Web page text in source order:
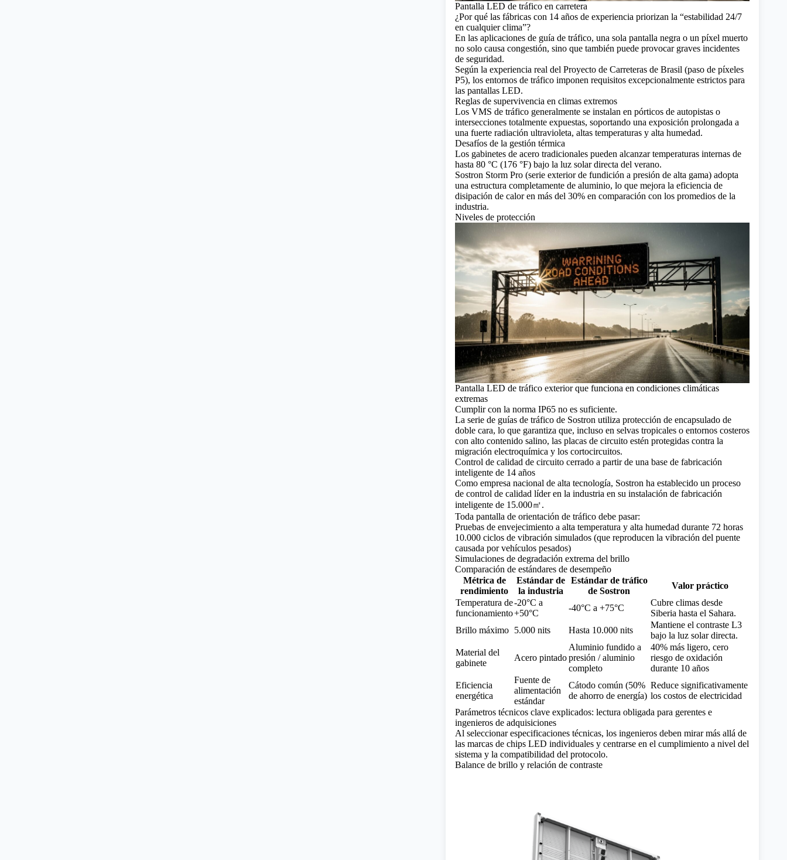
Pantalla LED de tráfico en carretera
¿Por qué las fábricas con 14 años de experiencia priorizan la “estabilidad 24/7
en cualquier clima”?
En las aplicaciones de guía de tráfico, una sola pantalla negra o un píxel muerto
no solo causa congestión, sino que también puede provocar graves incidentes
de seguridad.
Según la experiencia real del Proyecto de Carreteras de Brasil (paso de píxeles
P5), los entornos de tráfico imponen requisitos excepcionalmente estrictos para
las pantallas LED.
Reglas de supervivencia en climas extremos
Los VMS de tráfico generalmente se instalan en pórticos de autopistas o
intersecciones totalmente expuestas, soportando una exposición prolongada a
una fuerte radiación ultravioleta, altas temperaturas y alta humedad.
Desafíos de la gestión térmica
Los gabinetes de acero tradicionales pueden alcanzar temperaturas internas de
hasta 80 °C (176 °F) bajo la luz solar directa del verano.
Sostron Storm Pro (serie exterior de fundición a presión de alta gama) adopta
una estructura completamente de aluminio, lo que mejora la eficiencia de
disipación de calor en más del 30% en comparación con los promedios de la
industria.
Niveles de protección
Pantalla LED de tráfico exterior que funciona en condiciones climáticas
extremas
Cumplir con la norma IP65 no es suficiente.
La serie de guías de tráfico de Sostron utiliza protección de encapsulado de
doble cara, lo que garantiza que, incluso en selvas tropicales o entornos costeros
con alto contenido salino, las placas de circuito estén protegidas contra la
migración electroquímica y los cortocircuitos.
Control de calidad de circuito cerrado a partir de una base de fabricación
inteligente de 14 años
Como empresa nacional de alta tecnología, Sostron ha establecido un proceso
de control de calidad líder en la industria en su instalación de fabricación
inteligente de 15.000㎡.
Toda pantalla de orientación de tráfico debe pasar:
Pruebas de envejecimiento a alta temperatura y alta humedad durante 72 horas
10.000 ciclos de vibración simulados (que reproducen la vibración del puente
causada por vehículos pesados)
Simulaciones de degradación extrema del brillo
Comparación de estándares de desempeño
Métrica de
rendimiento
Estándar de
la industria
Estándar de tráfico
de Sostron
Valor práctico
Temperatura de
funcionamiento
-20°C a
+50°C
-40°C a +75°C
Cubre climas desde
Siberia hasta el Sahara.
Brillo máximo 5.000 nits Hasta 10.000 nits
Mantiene el contraste L3
bajo la luz solar directa.
Material del
gabinete
Acero pintado
Aluminio fundido a
presión / aluminio
completo
40% más ligero, cero
riesgo de oxidación
durante 10 años
Eficiencia
energética
Fuente de
alimentación
estándar
Cátodo común (50%
de ahorro de energía)
Reduce significativamente
los costos de electricidad
Parámetros técnicos clave explicados: lectura obligada para gerentes e
ingenieros de adquisiciones
Al seleccionar especificaciones técnicas, los ingenieros deben mirar más allá de
las marcas de chips LED individuales y centrarse en el cumplimiento a nivel del
sistema y la compatibilidad del protocolo.
Balance de brillo y relación de contraste